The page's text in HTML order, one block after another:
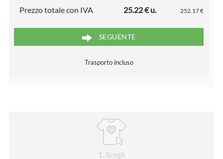
Prezzo totale con IVA 25.22 € u. 252.17 €
SEGUENTE
Trasporto incluso
1 . Scegli